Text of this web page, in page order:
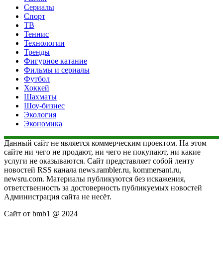
Сериалы
Спорт
ТВ
Теннис
Технологии
Тренды
Фигурное катание
Фильмы и сериалы
Футбол
Хоккей
Шахматы
Шоу-бизнес
Экология
Экономика
Данный сайт не является коммерческим проектом. На этом
сайте ни чего не продают, ни чего не покупают, ни какие
услуги не оказываются. Сайт представляет собой ленту
новостей RSS канала news.rambler.ru, kommersant.ru,
newsru.com. Материалы публикуются без искажения,
ответственность за достоверность публикуемых новостей
Администрация сайта не несёт.
Сайт от bmb1 @ 2024